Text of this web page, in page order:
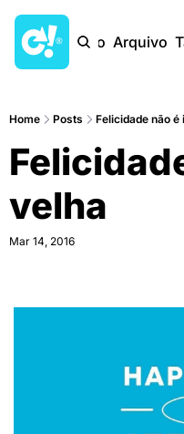
Início Arquivo
Home Posts Felicidade não é
velha
Mar 14, 2016